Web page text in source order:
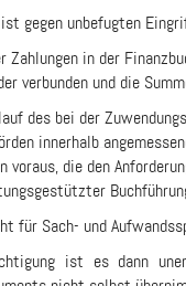
gegen unbefugten
Zahlungen in der
verbunden und die
des bei der
innerhalb
voraus, die den
für Sach- und
ist es dann